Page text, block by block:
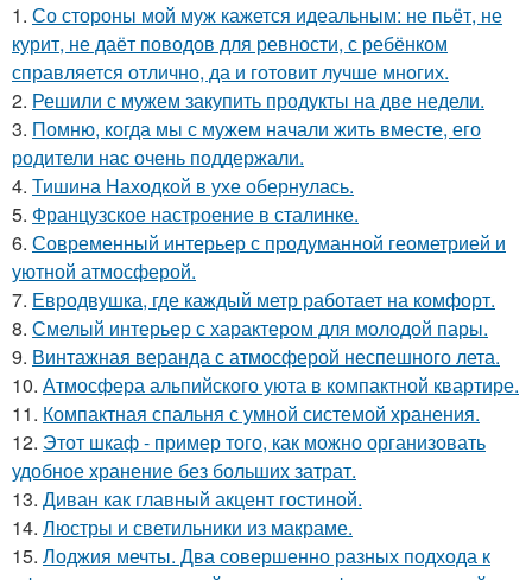
1. Со стороны мой муж кажется идеальным: не пьёт, не
курит, не даёт поводов для ревности, с ребёнком
справляется отлично, да и готовит лучше многих.
2. Решили с мужем закупить продукты на две недели.
3. Помню, когда мы с мужем начали жить вместе, его
родители нас очень поддержали.
4. Тишина Находкой в ухе обернулась.
5. Французское настроение в сталинке.
6. Современный интерьер с продуманной геометрией и
уютной атмосферой.
7. Евродвушка, где каждый метр работает на комфорт.
8. Смелый интерьер с характером для молодой пары.
9. Винтажная веранда с атмосферой неспешного лета.
10. Атмосфера альпийского уюта в компактной квартире.
11. Компактная спальня с умной системой хранения.
12. Этот шкаф - пример того, как можно организовать
удобное хранение без больших затрат.
13. Диван как главный акцент гостиной.
14. Люстры и светильники из макраме.
15. Лоджия мечты. Два совершенно разных подхода к